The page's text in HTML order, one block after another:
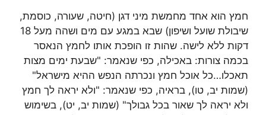
חמץ הוא אחד מחמשת מיני דגן (חיטה, שעורה, כוסמת,
שיבולת שועל ושיפון) שבא במגע עם מים ושהה מעל 18
דקות ללא לישה. שהות זו הופכת אותו לחמץ הנאסר
בכמה צורות: באכילה, כפי שנאמר: "שבעת ימים מצות
תאכלו…כל אוכל חמץ ונכרתה הנפש ההיא מישראל"
(שמות יב, טו), בראיה, כפי שנאמר: "ולא יראה לך חמץ
ולא יראה לך שאור בכל גבולך" (שמות יב, יט), בשימוש